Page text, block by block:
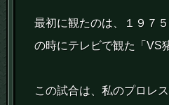
最初に観たのは、１９７
の時にテレビで観た「VS
この試合は、私のプロレ